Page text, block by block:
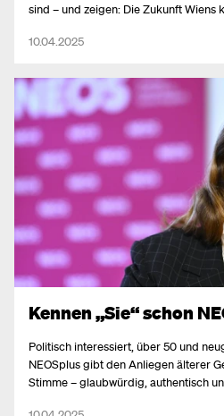
sind – und zeigen: Die Zukunft Wiens
10.04.2025
Kennen „Sie“ schon
Politisch interessiert, über 50 und
NEOSplus gibt den Anliegen älterer
Stimme – glaubwürdig, authentisch